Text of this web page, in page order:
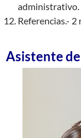
administrativo.
Referencias.-
Asistente